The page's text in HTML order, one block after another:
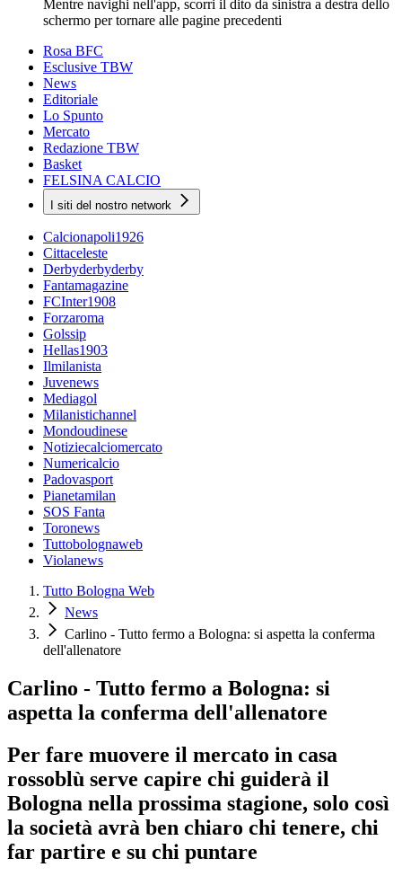
Mentre navighi nell'app, scorri il dito da sinistra a destra dello
schermo per tornare alle pagine precedenti
Rosa BFC
Esclusive TBW
News
Editoriale
Lo Spunto
Mercato
Redazione TBW
Basket
FELSINA CALCIO
I siti del nostro network
Calcionapoli1926
Cittaceleste
Derbyderbyderby
Fantamagazine
FCInter1908
Forzaroma
Golssip
Hellas1903
Ilmilanista
Juvenews
Mediagol
Milanistichannel
Mondoudinese
Notiziecalciomercato
Numericalcio
Padovasport
Pianetamilan
SOS Fanta
Toronews
Tuttobolognaweb
Violanews
Tutto Bologna Web
News
Carlino - Tutto fermo a Bologna: si aspetta la conferma
dell'allenatore
Carlino - Tutto fermo a Bologna: si
aspetta la conferma dell'allenatore
Per fare muovere il mercato in casa
rossoblù serve capire chi guiderà il
Bologna nella prossima stagione, solo così
la società avrà ben chiaro chi tenere, chi
far partire e su chi puntare